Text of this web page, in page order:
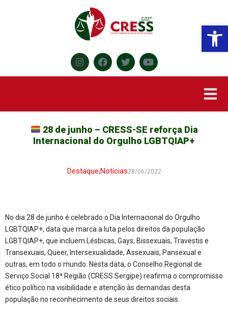
28 de junho – CRESS-SE reforça Dia
Internacional do Orgulho LGBTQIAP+
Destaque,Notícias28/06/2022
No dia 28 de junho é celebrado o Dia Internacional do Orgulho
LGBTQIAP+, data que marca a luta pelos direitos da população
LGBTQIAP+, que incluem Lésbicas, Gays, Bissexuais, Travestis e
Transexuais, Queer, Intersexualidade, Assexuais, Pansexual e
outras, em todo o mundo. Nesta data, o Conselho Regional de
Serviço Social 18ª Região (CRESS Sergipe) reafirma o compromisso
ético político na visibilidade e atenção às demandas desta
população no reconhecimento de seus direitos sociais.